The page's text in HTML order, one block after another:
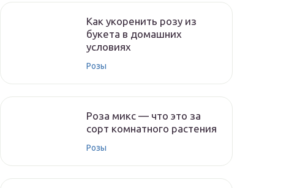
Как укоренить розу из
букета в домашних
условиях
Розы
Роза микс — что это за
сорт комнатного растения
Розы